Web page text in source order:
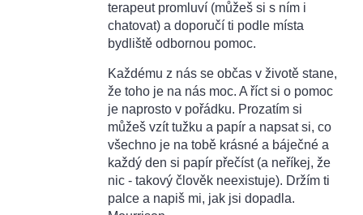
terapeut promluví (můžeš si s ním i
chatovat) a doporučí ti podle místa
bydliště odbornou pomoc.
Každému z nás se občas v životě stane,
že toho je na nás moc. A říct si o pomoc
je naprosto v pořádku. Prozatím si
můžeš vzít tužku a papír a napsat si, co
všechno je na tobě krásné a báječné a
každý den si papír přečíst (a neříkej, že
nic - takový člověk neexistuje). Držím ti
palce a napiš mi, jak jsi dopadla.